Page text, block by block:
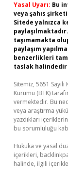
Yasal Uyarı: Bu
veya şahıs
Sitede yalnızca
taşımamakta
paylaşım
benzerlikleri
taslak halindedir
Sitemiz, 5651
Kurumu (BTK)
vermektedir. Bu
veya araştırma
yazdıkları
bu sorumluluğu
Hukuka ve yasal
içerikleri,
halinde, ilgili